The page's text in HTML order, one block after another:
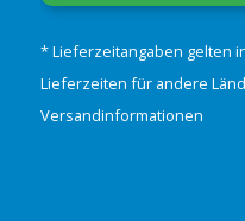
* Lieferzeitangaben gelten
Lieferzeiten für andere
Versandinformationen